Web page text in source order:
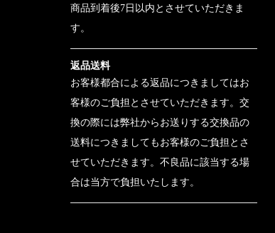
商品到着後7日以内とさせていただきま
す。
返品送料
お客様都合による返品につきましてはお
客様のご負担とさせていただきます。交
換の際には弊社からお送りする交換品の
送料につきましてもお客様のご負担とさ
せていただきます。不良品に該当する場
合は当方で負担いたします。